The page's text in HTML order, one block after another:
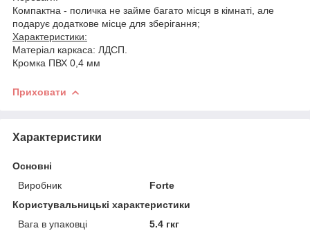
Компактна - поличка не займе багато місця в кімнаті, але
подарує додаткове місце для зберігання;
Характеристики:
Матеріал каркаса: ЛДСП.
Кромка ПВХ 0,4 мм
Приховати
Характеристики
Основні
Виробник
Forte
Користувальницькі характеристики
Вага в упаковці
5.4 гкг